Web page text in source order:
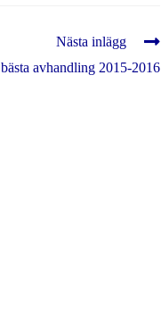
Nästa inlägg
avhandling 2015-2016